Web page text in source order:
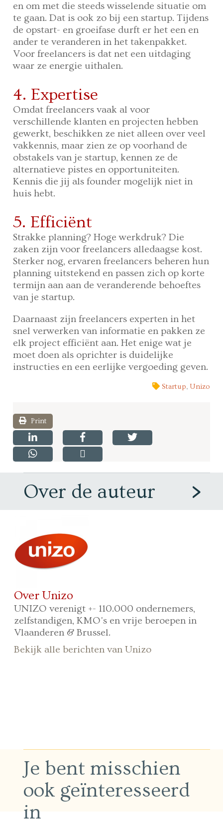
en om met die steeds wisselende situatie om
te gaan. Dat is ook zo bij een startup. Tijdens
de opstart- en groeifase durft er het een en
ander te veranderen in het takenpakket.
Voor freelancers is dat net een uitdaging
waar ze energie uithalen.
4. Expertise
Omdat freelancers vaak al voor
verschillende klanten en projecten hebben
gewerkt, beschikken ze niet alleen over veel
vakkennis, maar zien ze op voorhand de
obstakels van je startup, kennen ze de
alternatieve pistes en opportuniteiten.
Kennis die jij als founder mogelijk niet in
huis hebt.
5. Efficiënt
Strakke planning? Hoge werkdruk? Die
zaken zijn voor freelancers alledaagse kost.
Sterker nog, ervaren freelancers beheren hun
planning uitstekend en passen zich op korte
termijn aan aan de veranderende behoeftes
van je startup.
Daarnaast zijn freelancers experten in het
snel verwerken van informatie en pakken ze
elk project efficiënt aan. Het enige wat je
moet doen als oprichter is duidelijke
instructies en een eerlijke vergoeding geven.
Startup, Unizo
Print
Over de auteur
Over Unizo
UNIZO verenigt +- 110.000 ondernemers,
zelfstandigen, KMO's en vrije beroepen in
Vlaanderen & Brussel.
Bekijk alle berichten van Unizo
Je bent misschien
ook geïnteresseerd
in